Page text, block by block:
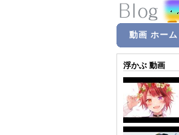
動画 ホーム
浮かぶ 動画